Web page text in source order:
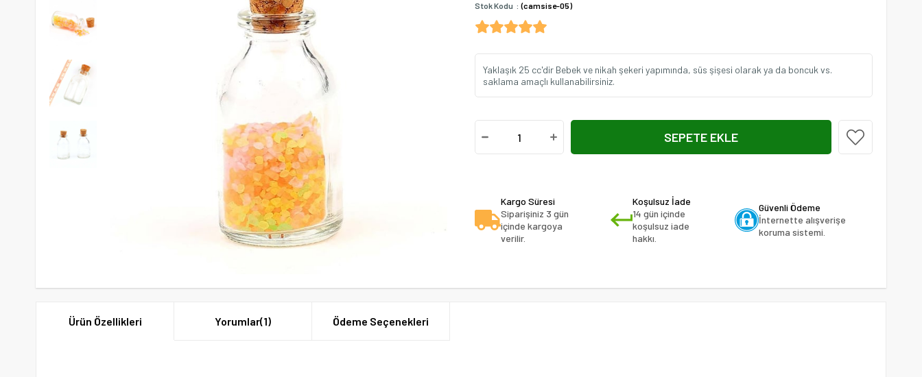
Stok Kodu (camsise-05)
Yaklaşık 25 cc'dir Bebek ve nikah şekeri yapımında, süs şişesi olarak ya da boncuk vs.
saklama amaçlı kullanabilirsiniz.
Kargo Süresi
Siparişiniz 3 gün
içinde kargoya
verilir.
Koşulsuz İade
14 gün içinde
koşulsuz iade
hakkı.
Güvenli Ödeme
İnternette alışverişe
koruma sistemi.
Ürün Özellikleri Yorumlar(1) Ödeme Seçenekleri